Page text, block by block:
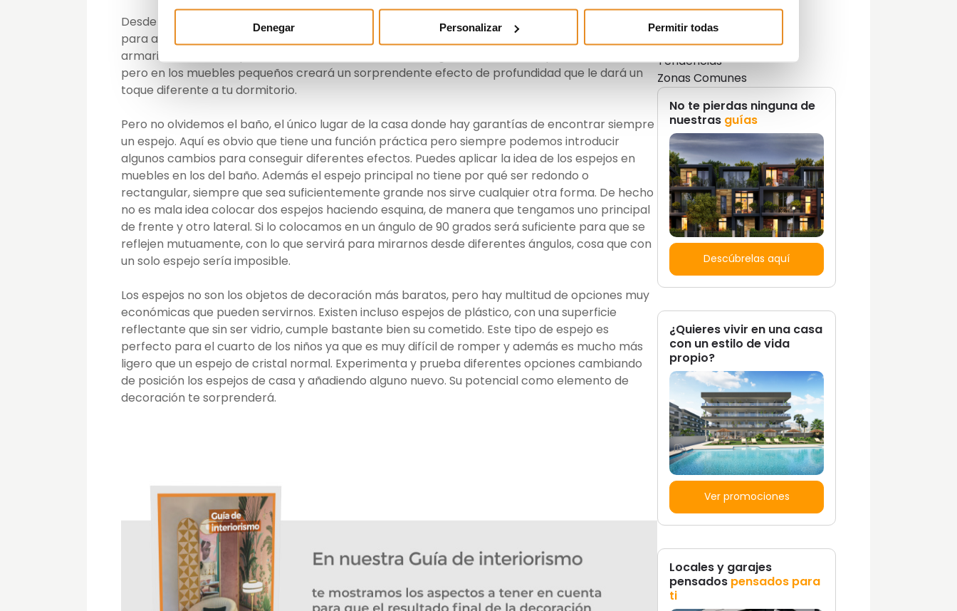
Denegar Personalizar Permitir todas
Desde luego que sí. Los muebles que tengan una superficie lisa, sin biselados, son perfectos
para añadir espejos cortados a medida. Se trata de pegarlos encima de cajones o puertas de
armarios de manera permanente. Si es suficientemente grande nos servirá para mirarnos,
pero en los muebles pequeños creará un sorprendente efecto de profundidad que le dará un
toque diferente a tu dormitorio.
Pero no olvidemos el baño, el único lugar de la casa donde hay garantías de encontrar siempre
un espejo. Aquí es obvio que tiene una función práctica pero siempre podemos introducir
algunos cambios para conseguir diferentes efectos. Puedes aplicar la idea de los espejos en
muebles en los del baño. Además el espejo principal no tiene por qué ser redondo o
rectangular, siempre que sea suficientemente grande nos sirve cualquier otra forma. De hecho
no es mala idea colocar dos espejos haciendo esquina, de manera que tengamos uno principal
de frente y otro lateral. Si lo colocamos en un ángulo de 90 grados será suficiente para que se
reflejen mutuamente, con lo que servirá para mirarnos desde diferentes ángulos, cosa que con
un solo espejo sería imposible.
Los espejos no son los objetos de decoración más baratos, pero hay multitud de opciones muy
económicas que pueden servirnos. Existen incluso espejos de plástico, con una superficie
reflectante que sin ser vidrio, cumple bastante bien su cometido. Este tipo de espejo es
perfecto para el cuarto de los niños ya que es muy difícil de romper y además es mucho más
ligero que un espejo de cristal normal. Experimenta y prueba diferentes opciones cambiando
de posición los espejos de casa y añadiendo alguno nuevo. Su potencial como elemento de
decoración te sorprenderá.
Opinión del Experto
Podcast
Promociones
Tendencias
Zonas Comunes
No te pierdas ninguna de
nuestras guías
Descúbrelas aquí
¿Quieres vivir en una casa
con un estilo de vida
propio?
Ver promociones
Locales y garajes
pensados pensados para
ti